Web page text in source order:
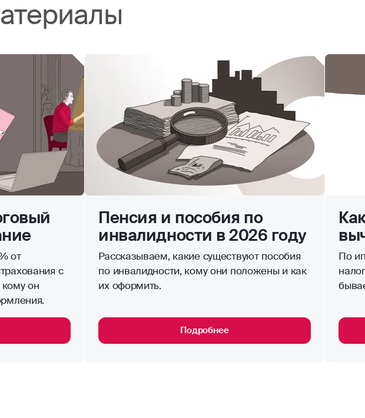
от
с
он
Пенсия и пособия по
инвалидности в 2026 году
Рассказываем, какие существуют пособия
по инвалидности, кому они положены и как
их оформить.
Подробнее
По